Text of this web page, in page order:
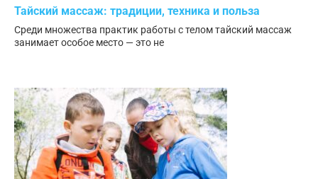
Тайский массаж: традиции, техника и польза
Среди множества практик работы с телом тайский массаж
занимает особое место — это не